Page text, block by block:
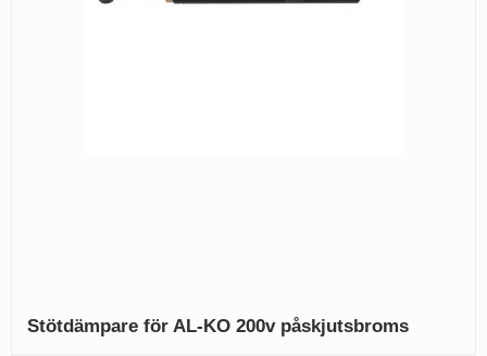
Stötdämpare för AL-KO 200v påskjutsbroms